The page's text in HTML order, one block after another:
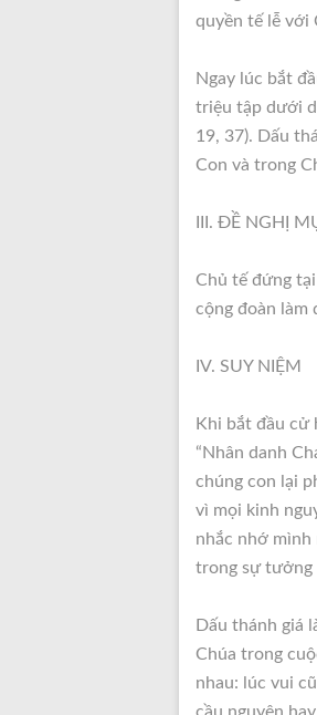
quyền tế lễ với
Ngay lúc bắt
triệu tập dưới
19, 37). Dấu
Con và trong
III. ĐỀ NGHỊ
Chủ tế đứng
cộng đoàn làm
IV. SUY NIỆM
Khi bắt đầu cử
“Nhân danh
chúng con lại
vì mọi kinh
nhắc nhớ mình
trong sự tưởng
Dấu thánh giá
Chúa trong
nhau: lúc vui